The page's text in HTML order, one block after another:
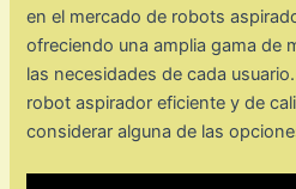
en el mercado de robots
ofreciendo una amplia gama de
las necesidades de cada
robot aspirador eficiente y de
considerar alguna de las